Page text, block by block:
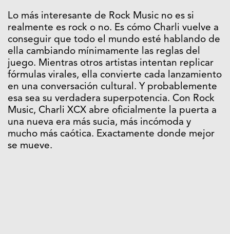
Lo más interesante de Rock Music no es si
realmente es rock o no. Es cómo Charli vuelve a
conseguir que todo el mundo esté hablando de
ella cambiando mínimamente las reglas del
juego. Mientras otros artistas intentan replicar
fórmulas virales, ella convierte cada lanzamiento
en una conversación cultural. Y probablemente
esa sea su verdadera superpotencia. Con Rock
Music, Charli XCX abre oficialmente la puerta a
una nueva era más sucia, más incómoda y
mucho más caótica. Exactamente donde mejor
se mueve.